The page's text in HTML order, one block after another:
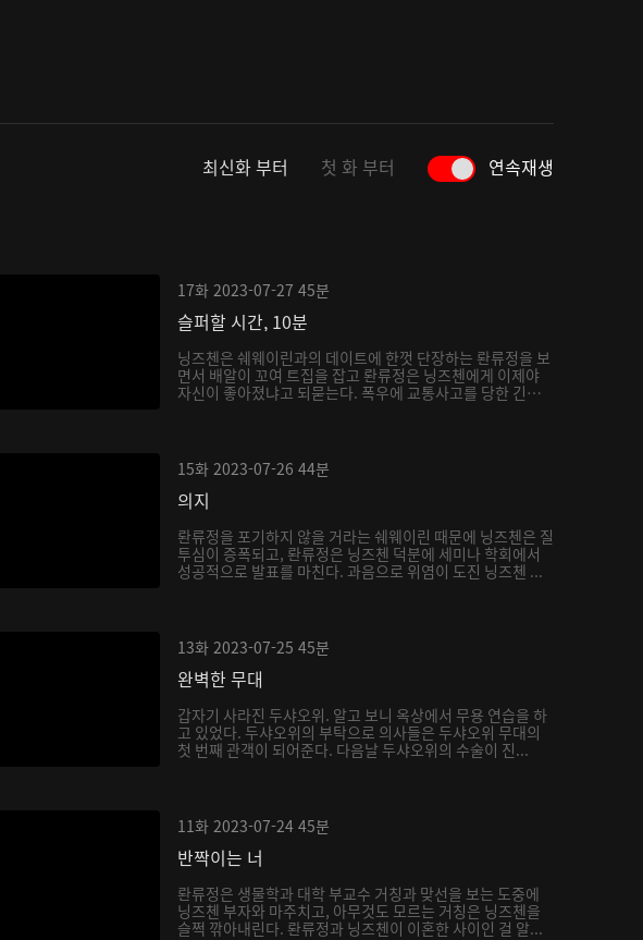
최신화 부터 첫 화 부터 연속재생
17화 2023-07-27 45분
슬퍼할 시간, 10분
닝즈첸은 쉐웨이린과의 데이트에 한껏 단장하는 롼류정을 보
면서 배알이 꼬여 트집을 잡고 롼류정은 닝즈첸에게 이제야
자신이 좋아졌냐고 되묻는다. 폭우에 교통사고를 당한 긴급
15화 2023-07-26 44분
의지
롼류정을 포기하지 않을 거라는 쉐웨이린 때문에 닝즈첸은 질
투심이 증폭되고, 롼류정은 닝즈첸 덕분에 세미나 학회에서
성공적으로 발표를 마친다. 과음으로 위염이 도진 닝즈첸 ...
13화 2023-07-25 45분
완벽한 무대
갑자기 사라진 두샤오위. 알고 보니 옥상에서 무용 연습을 하
고 있었다. 두샤오위의 부탁으로 의사들은 두샤오위 무대의
첫 번째 관객이 되어준다. 다음날 두샤오위의 수술이 진...
11화 2023-07-24 45분
반짝이는 너
롼류정은 생물학과 대학 부교수 거칭과 맞선을 보는 도중에
닝즈첸 부자와 마주치고, 아무것도 모르는 거칭은 닝즈첸을
슬쩍 깎아내린다. 롼류정과 닝즈첸이 이혼한 사이인 걸 알...